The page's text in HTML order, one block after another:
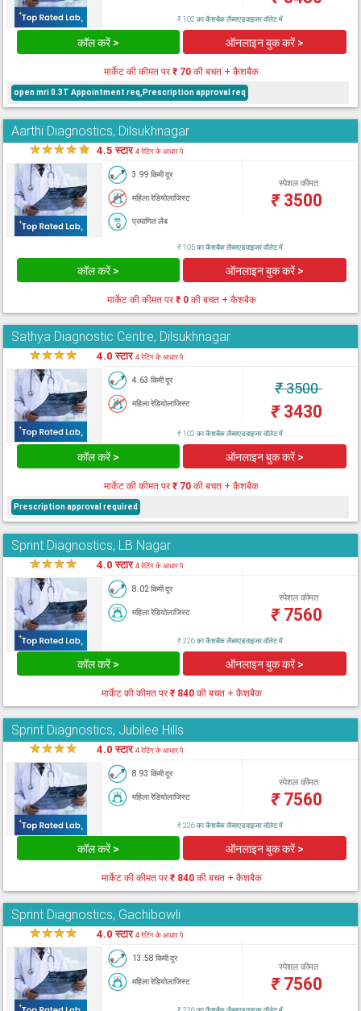
₹ 102 का कैशबैक लैब्सएडवाइजर वॉलेट में
कॉल करें > ऑनलाइन बुक करें >
मार्केट की कीमत पर₹ 70 की बचत + कैशबैक
open mri 0.3T Appointment req,Prescription approval req
Aarthi Diagnostics, Dilsukhnagar
★★★★★ 4.5 स्टार4 रेटिंग के आधार पे
3.99 किमी दूर
महिला रेडियोलाजिस्ट
प्रमाणित लैब
स्पेशल कीमत
₹3500
₹ 105 का कैशबैक लैब्सएडवाइजर वॉलेट में
कॉल करें > ऑनलाइन बुक करें >
मार्केट की कीमत पर₹ 0की बचत + कैशबैक
Sathya Diagnostic Centre, Dilsukhnagar
★★★★ 4.0 स्टार4 रेटिंग के आधार पे
4.63 किमी दूर
महिला रेडियोलाजिस्ट
₹3500
₹3430
₹ 102 का कैशबैक लैब्सएडवाइजर वॉलेट में
कॉल करें > ऑनलाइन बुक करें >
मार्केट की कीमत पर₹ 70 की बचत + कैशबैक
Prescription approval required
Sprint Diagnostics, LB Nagar
★★★★ 4.0 स्टार4 रेटिंग के आधार पे
8.02 किमी दूर
महिला रेडियोलाजिस्ट
स्पेशल कीमत
₹7560
₹ 226 का कैशबैक लैब्सएडवाइजर वॉलेट में
कॉल करें > ऑनलाइन बुक करें >
मार्केट की कीमत पर₹ 840की बचत + कैशबैक
Sprint Diagnostics, Jubilee Hills
★★★★ 4.0 स्टार4 रेटिंग के आधार पे
8.93 किमी दूर
महिला रेडियोलाजिस्ट
स्पेशल कीमत
₹7560
₹ 226 का कैशबैक लैब्सएडवाइजर वॉलेट में
कॉल करें > ऑनलाइन बुक करें >
मार्केट की कीमत पर₹ 840की बचत + कैशबैक
Sprint Diagnostics, Gachibowli
★★★★ 4.0 स्टार4 रेटिंग के आधार पे
13.58 किमी दूर
महिला रेडियोलाजिस्ट
स्पेशल कीमत
₹7560